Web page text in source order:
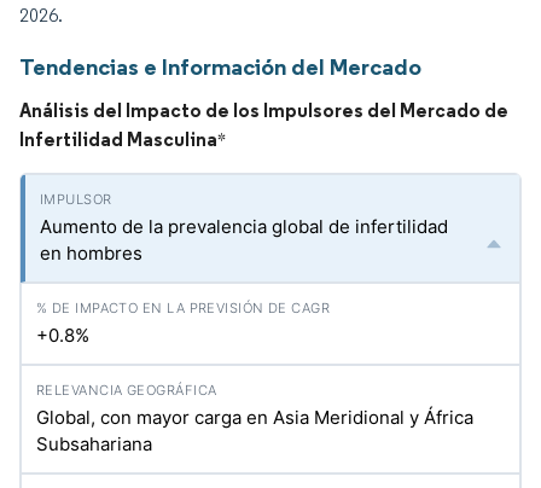
2026.
Tendencias e Información del Mercado
Análisis del Impacto de los Impulsores del Mercado de
Infertilidad Masculina*
Aumento de la prevalencia global de infertilidad
en hombres
+0.8%
Global, con mayor carga en Asia Meridional y África
Subsahariana